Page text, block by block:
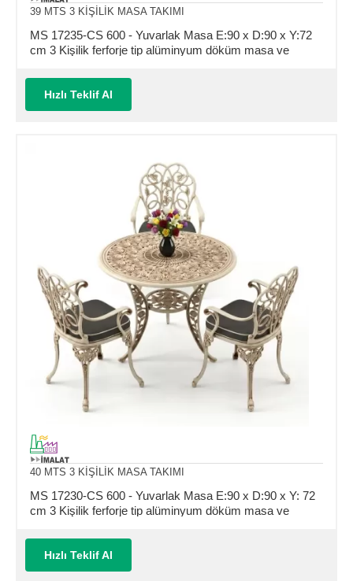
39 MTS 3 KİŞİLİK MASA TAKIMI
MS 17235-CS 600 - Yuvarlak Masa E:90 x D:90 x Y:72
cm 3 Kişilik ferforje tip alüminyum döküm masa ve
Hızlı Teklif Al
40 MTS 3 KİŞİLİK MASA TAKIMI
MS 17230-CS 600 - Yuvarlak Masa E:90 x D:90 x Y: 72
cm 3 Kişilik ferforje tip alüminyum döküm masa ve
Hızlı Teklif Al